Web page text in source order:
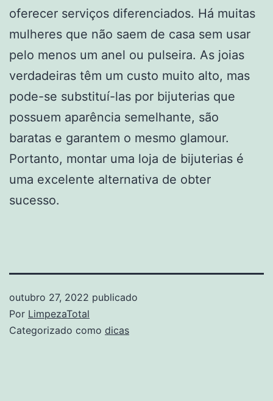
oferecer serviços diferenciados. Há muitas
mulheres que não saem de casa sem usar
pelo menos um anel ou pulseira. As joias
verdadeiras têm um custo muito alto, mas
pode-se substituí-las por bijuterias que
possuem aparência semelhante, são
baratas e garantem o mesmo glamour.
Portanto, montar uma loja de bijuterias é
uma excelente alternativa de obter
sucesso.
outubro 27, 2022 publicado
Por LimpezaTotal
Categorizado como dicas